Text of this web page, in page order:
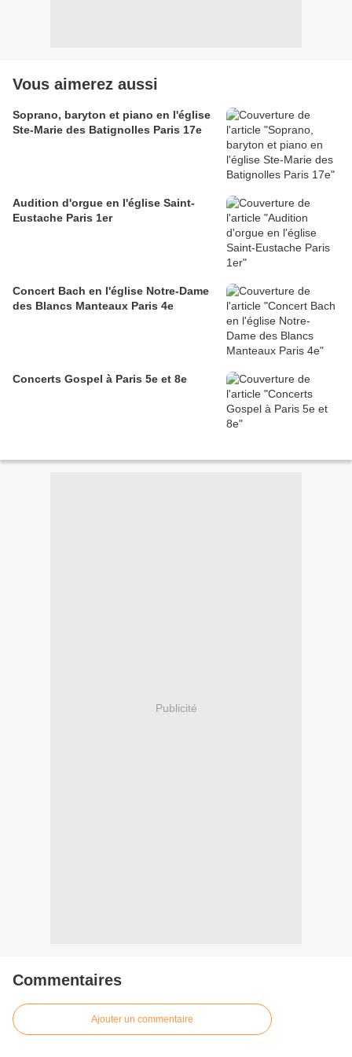
Vous aimerez aussi
Soprano, baryton et piano en l'église
Ste-Marie des Batignolles Paris 17e
Audition d'orgue en l'église Saint-
Eustache Paris 1er
Concert Bach en l'église Notre-Dame
des Blancs Manteaux Paris 4e
Concerts Gospel à Paris 5e et 8e
Publicité
Commentaires
Ajouter un commentaire